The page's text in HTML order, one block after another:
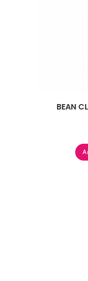
BEAN